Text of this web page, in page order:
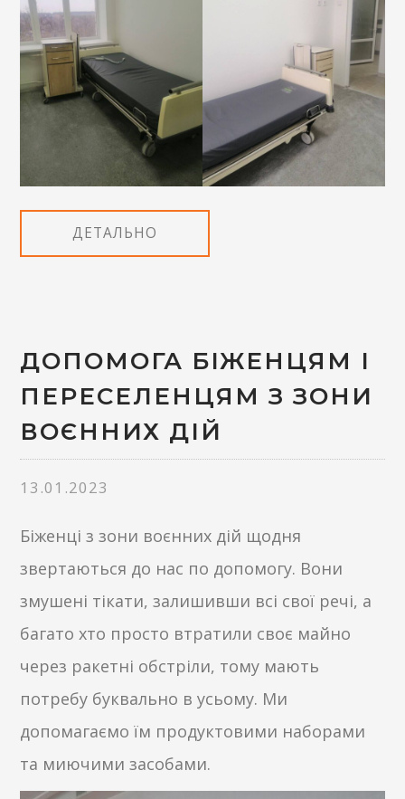
ДЕТАЛЬНО
ДОПОМОГА БІЖЕНЦЯМ І
ПЕРЕСЕЛЕНЦЯМ З ЗОНИ
ВОЄННИХ ДІЙ
13.01.2023
Біженці з зони воєнних дій щодня
звертаються до нас по допомогу. Вони
змушені тікати, залишивши всі свої речі, а
багато хто просто втратили своє майно
через ракетні обстріли, тому мають
потребу буквально в усьому. Ми
допомагаємо їм продуктовими наборами
та миючими засобами.